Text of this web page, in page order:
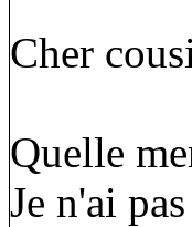
Cher
Quelle
Je n'ai